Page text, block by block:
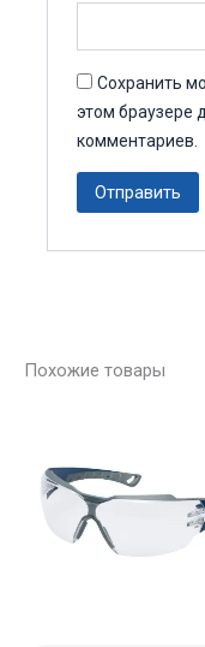
Сохранить
этом браузере
комментариев.
Похожие товары